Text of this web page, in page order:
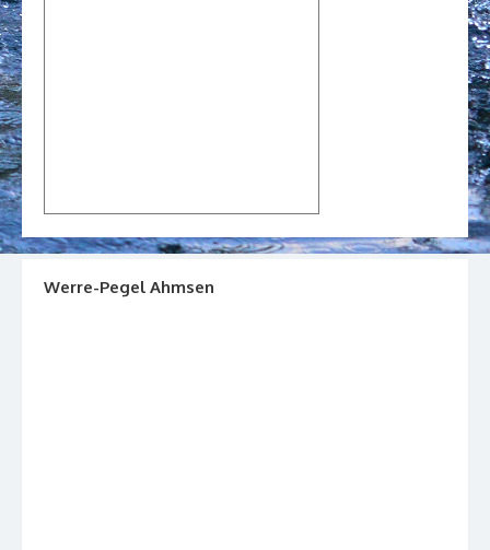
Werre-Pegel Ahmsen